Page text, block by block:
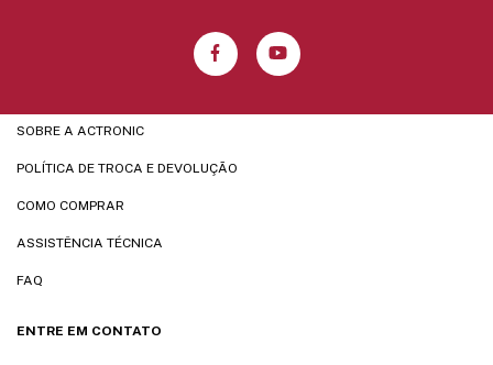
SOBRE A ACTRONIC
POLÍTICA DE TROCA E DEVOLUÇÃO
COMO COMPRAR
ASSISTÊNCIA TÉCNICA
FAQ
ENTRE EM CONTATO